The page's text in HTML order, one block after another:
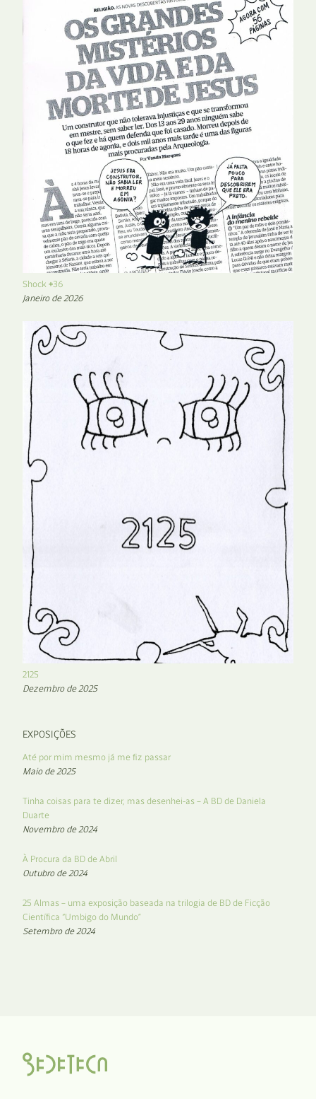
Shock #36
Janeiro de 2026
2125
Dezembro de 2025
EXPOSIÇÕES
Até por mim mesmo já me fiz passar
Maio de 2025
Tinha coisas para te dizer, mas desenhei-as – A BD de Daniela
Duarte
Novembro de 2024
À Procura da BD de Abril
Outubro de 2024
25 Almas – uma exposição baseada na trilogia de BD de Ficção
Científica “Umbigo do Mundo”
Setembro de 2024